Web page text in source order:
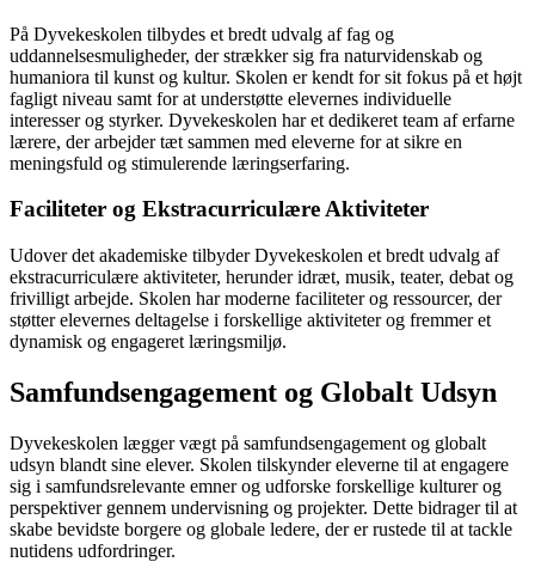
På Dyvekeskolen tilbydes et bredt udvalg af fag og
uddannelsesmuligheder, der strækker sig fra naturvidenskab og
humaniora til kunst og kultur. Skolen er kendt for sit fokus på et højt
fagligt niveau samt for at understøtte elevernes individuelle
interesser og styrker. Dyvekeskolen har et dedikeret team af erfarne
lærere, der arbejder tæt sammen med eleverne for at sikre en
meningsfuld og stimulerende læringserfaring.
Faciliteter og Ekstracurriculære Aktiviteter
Udover det akademiske tilbyder Dyvekeskolen et bredt udvalg af
ekstracurriculære aktiviteter, herunder idræt, musik, teater, debat og
frivilligt arbejde. Skolen har moderne faciliteter og ressourcer, der
støtter elevernes deltagelse i forskellige aktiviteter og fremmer et
dynamisk og engageret læringsmiljø.
Samfundsengagement og Globalt Udsyn
Dyvekeskolen lægger vægt på samfundsengagement og globalt
udsyn blandt sine elever. Skolen tilskynder eleverne til at engagere
sig i samfundsrelevante emner og udforske forskellige kulturer og
perspektiver gennem undervisning og projekter. Dette bidrager til at
skabe bevidste borgere og globale ledere, der er rustede til at tackle
nutidens udfordringer.